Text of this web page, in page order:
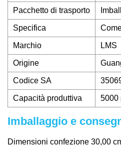
Pacchetto di trasporto
Specifica
Marchio LMS
Origine
Codice SA
Capacità produttiva 5000
Imballaggio e
Dimensioni confezione 30,00